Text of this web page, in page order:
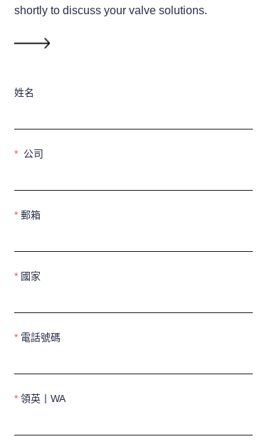
姓名
公司
郵箱
國家
電話號碼
領英丨WA
shortly to discuss your valve solutions.